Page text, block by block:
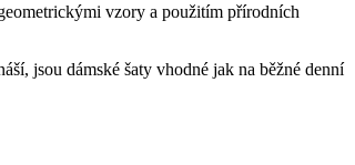
vzory a použitím přírodních
jsou dámské šaty vhodné jak na běžné denní